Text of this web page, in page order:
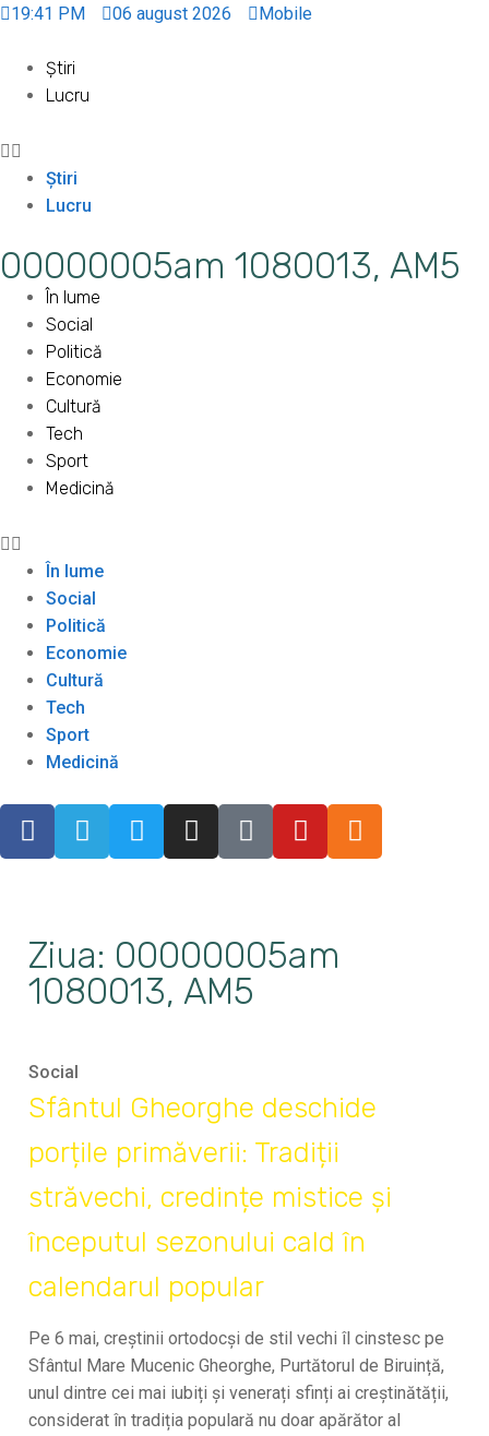
19:41 PM 06 august 2026 Mobile
Știri
Lucru
Știri
Lucru
00000005am 1080013, AM5
În lume
Social
Politică
Economie
Cultură
Tech
Sport
Medicină
În lume
Social
Politică
Economie
Cultură
Tech
Sport
Medicină
Ziua: 00000005am
1080013, AM5
Social
Sfântul Gheorghe deschide
porțile primăverii: Tradiții
străvechi, credințe mistice și
începutul sezonului cald în
calendarul popular
Pe 6 mai, creștinii ortodocși de stil vechi îl cinstesc pe
Sfântul Mare Mucenic Gheorghe, Purtătorul de Biruință,
unul dintre cei mai iubiți și venerați sfinți ai creștinătății,
considerat în tradiția populară nu doar apărător al